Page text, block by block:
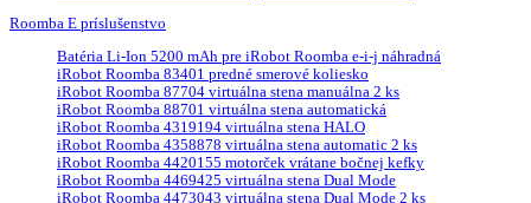
Roomba E príslušenstvo
Batéria Li-Ion 5200 mAh pre iRobot Roomba e-i-j náhradná
iRobot Roomba 83401 predné smerové koliesko
iRobot Roomba 87704 virtuálna stena manuálna 2 ks
iRobot Roomba 88701 virtuálna stena automatická
iRobot Roomba 4319194 virtuálna stena HALO
iRobot Roomba 4358878 virtuálna stena automatic 2 ks
iRobot Roomba 4420155 motorček vrátane bočnej kefky
iRobot Roomba 4469425 virtuálna stena Dual Mode
iRobot Roomba 4473043 virtuálna stena Dual Mode 2 ks